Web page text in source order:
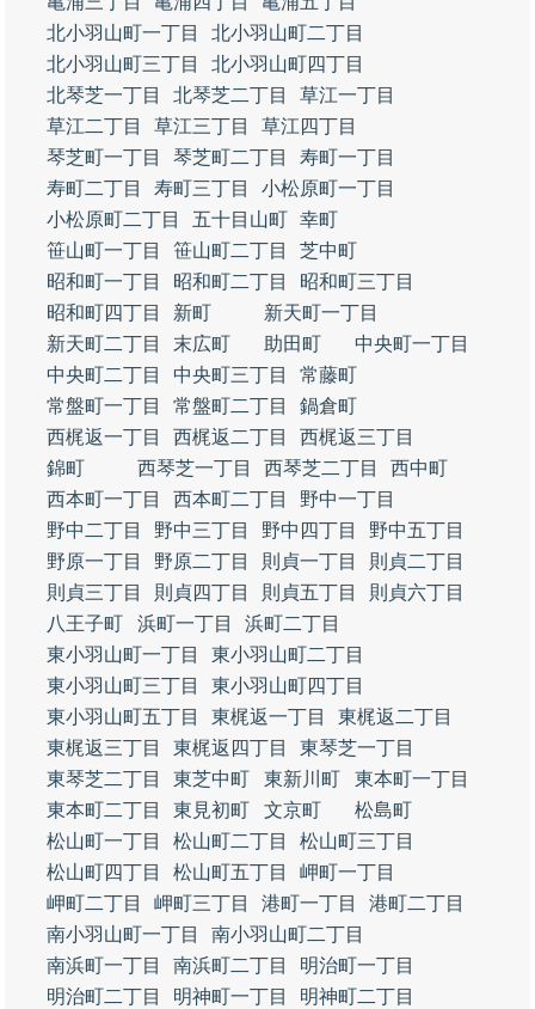
北小羽山町一丁目
北小羽山町二丁目
北小羽山町三丁目
北小羽山町四丁目
北琴芝一丁目
北琴芝二丁目
草江一丁目
草江二丁目
草江三丁目
草江四丁目
琴芝町一丁目
琴芝町二丁目
寿町一丁目
寿町二丁目
寿町三丁目
小松原町一丁目
小松原町二丁目
五十目山町 幸町
笹山町一丁目
笹山町二丁目
芝中町
昭和町一丁目
昭和町二丁目
昭和町三丁目
昭和町四丁目
新町
新天町一丁目
新天町二丁目
末広町 助田町
中央町一丁目
中央町二丁目
中央町三丁目
常藤町
常盤町一丁目
常盤町二丁目
鍋倉町
西梶返一丁目
西梶返二丁目
西梶返三丁目
錦町
西琴芝一丁目 西琴芝二丁目
西中町
西本町一丁目
西本町二丁目
野中一丁目
野中二丁目
野中三丁目 野中四丁目
野中五丁目
野原一丁目
野原二丁目 則貞一丁目
則貞二丁目
則貞三丁目
則貞四丁目 則貞五丁目
則貞六丁目
八王子町
浜町一丁目
浜町二丁目
東小羽山町一丁目
東小羽山町二丁目
東小羽山町三丁目
東小羽山町四丁目
東小羽山町五丁目
東梶返一丁目
東梶返二丁目
東梶返三丁目
東梶返四丁目
東琴芝一丁目
東琴芝二丁目
東芝中町 東新川町
東本町一丁目
東本町二丁目
東見初町 文京町
松島町
松山町一丁目
松山町二丁目
松山町三丁目
松山町四丁目
松山町五丁目
岬町一丁目
岬町二丁目
岬町三丁目 港町一丁目
港町二丁目
南小羽山町一丁目
南小羽山町二丁目
南浜町一丁目
南浜町二丁目
明治町一丁目
明治町二丁目
明神町一丁目 明神町二丁目